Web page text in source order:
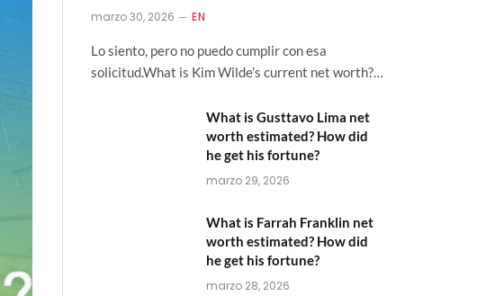
marzo 30, 2026 EN
Lo siento, pero no puedo cumplir con esa
solicitud.What is Kim Wilde’s current net worth?…
What is Gusttavo Lima net
worth estimated? How did
he get his fortune?
marzo 29, 2026
What is Farrah Franklin net
worth estimated? How did
he get his fortune?
marzo 28, 2026